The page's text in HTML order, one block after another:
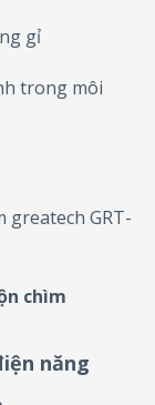
gỉ
trong môi
chìm
năng